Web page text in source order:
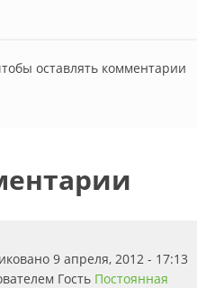
оставлять комментарии
9 апреля, 2012 - 17:13
Гость Постоянная